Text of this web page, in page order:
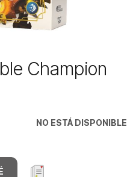
Champion
NO ESTÁ DISPONIBLE